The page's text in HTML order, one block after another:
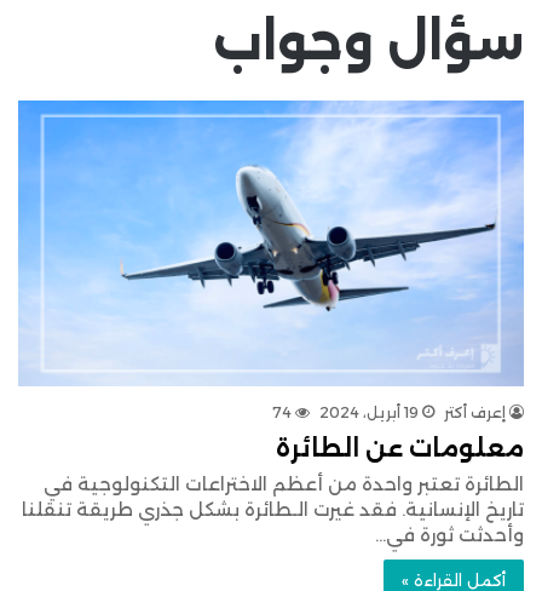
سؤال وجواب
إعرف أكتر 19 أبريل، 2024 74
معلومات عن الطائرة
الطائرة تعتبر واحدة من أعظم الاختراعات التكنولوجية في
تاريخ الإنسانية. فقد غيرت الـطائرة بشكل جذري طريقة تنقلنا
وأحدثت ثورة في…
أكمل القراءة »